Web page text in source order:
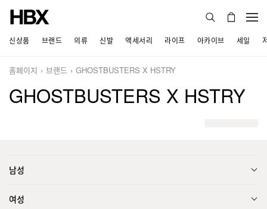
신상품 브랜드 의류 신발 액세서리 라이프 아카이브 세일
홈페이지 브랜드 GHOSTBUSTERS X HSTRY
GHOSTBUSTERS X HSTRY
남성
여성